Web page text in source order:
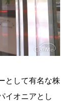
として有名な株
イオニアとし